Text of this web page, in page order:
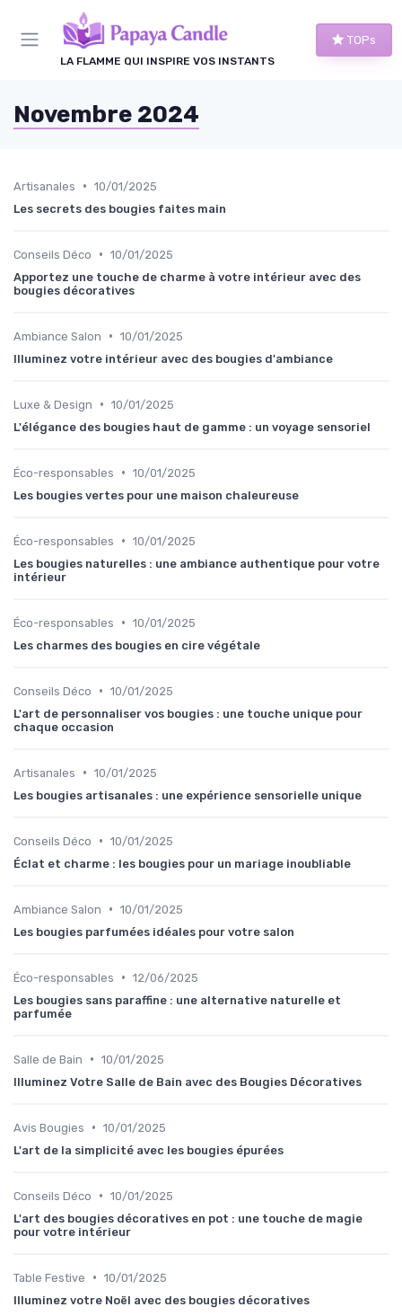
LA FLAMME QUI INSPIRE VOS INSTANTS
TOPs
Novembre 2024
Artisanales • 10/01/2025
Les secrets des bougies faites main
Conseils Déco • 10/01/2025
Apportez une touche de charme à votre intérieur avec des
bougies décoratives
Ambiance Salon • 10/01/2025
Illuminez votre intérieur avec des bougies d'ambiance
Luxe & Design • 10/01/2025
L'élégance des bougies haut de gamme : un voyage sensoriel
Éco-responsables • 10/01/2025
Les bougies vertes pour une maison chaleureuse
Éco-responsables • 10/01/2025
Les bougies naturelles : une ambiance authentique pour votre
intérieur
Éco-responsables • 10/01/2025
Les charmes des bougies en cire végétale
Conseils Déco • 10/01/2025
L'art de personnaliser vos bougies : une touche unique pour
chaque occasion
Artisanales • 10/01/2025
Les bougies artisanales : une expérience sensorielle unique
Conseils Déco • 10/01/2025
Éclat et charme : les bougies pour un mariage inoubliable
Ambiance Salon • 10/01/2025
Les bougies parfumées idéales pour votre salon
Éco-responsables • 12/06/2025
Les bougies sans paraffine : une alternative naturelle et
parfumée
Salle de Bain • 10/01/2025
Illuminez Votre Salle de Bain avec des Bougies Décoratives
Avis Bougies • 10/01/2025
L'art de la simplicité avec les bougies épurées
Conseils Déco • 10/01/2025
L'art des bougies décoratives en pot : une touche de magie
pour votre intérieur
Table Festive • 10/01/2025
Illuminez votre Noël avec des bougies décoratives
Panneau de gestion des cookies